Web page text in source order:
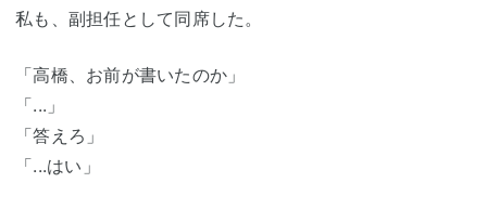
私も、副担任として同席した。
「高橋、お前が書いたのか」
「...」
「答えろ」
「...はい」